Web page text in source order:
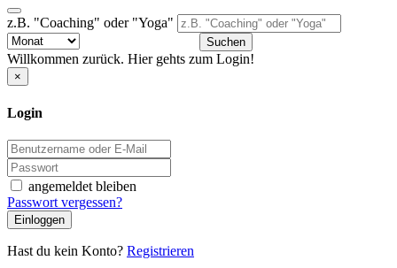
z.B. "Coaching" oder "Yoga"
Suchen
Willkommen zurück. Hier gehts zum Login!
×
Login
angemeldet bleiben
Passwort vergessen?
Einloggen
Hast du kein Konto? Registrieren